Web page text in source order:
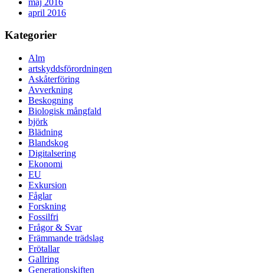
april 2016
Kategorier
Alm
artskyddsförordningen
Askåterföring
Avverkning
Beskogning
Biologisk mångfald
björk
Blädning
Blandskog
Digitalsering
Ekonomi
EU
Exkursion
Fåglar
Forskning
Fossilfri
Frågor & Svar
Främmande trädslag
Frötallar
Gallring
Generationskiften